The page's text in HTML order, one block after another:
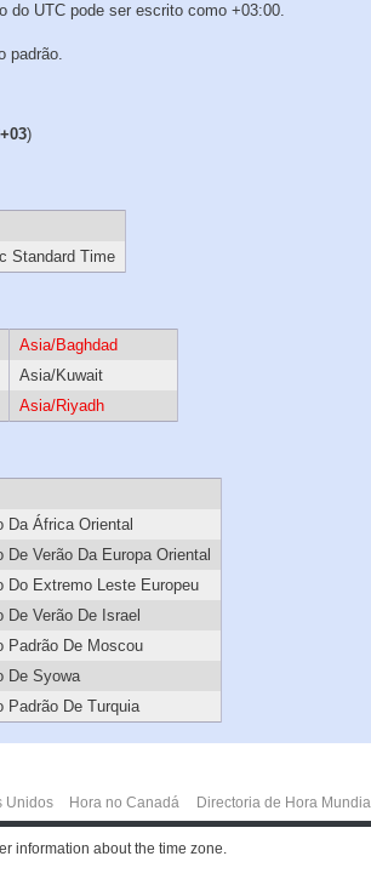
do UTC pode ser escrito como +03:00.
padrão.
)
Standard Time
Asia/Baghdad
Asia/Kuwait
Asia/Riyadh
Da África Oriental
De Verão Da Europa Oriental
Do Extremo Leste Europeu
De Verão De Israel
Padrão De Moscou
De Syowa
Padrão De Turquia
Unidos Hora no Canadá Directoria de Hora
information about the time zone.